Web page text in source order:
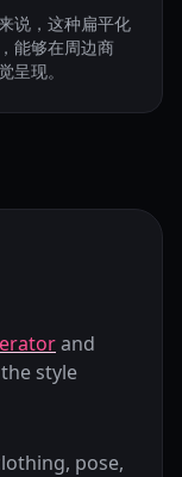
说，这种扁平化
能够在周边商
呈现。
and
style
pose,